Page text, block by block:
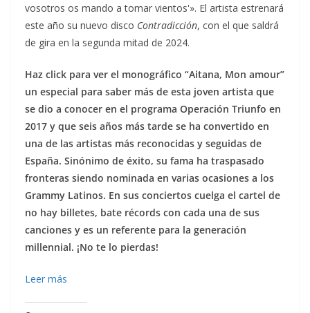
vosotros os mando a tomar vientos'». El artista estrenará
este año su nuevo disco Contradicción, con el que saldrá
de gira en la segunda mitad de 2024.
Haz click para ver el monográfico “Aitana, Mon amour”
un especial para saber más de esta joven artista que
se dio a conocer en el programa Operación Triunfo en
2017 y que seis años más tarde se ha convertido en
una de las artistas más reconocidas y seguidas de
España. Sinónimo de éxito, su fama ha traspasado
fronteras siendo nominada en varias ocasiones a los
Grammy Latinos. En sus conciertos cuelga el cartel de
no hay billetes, bate récords con cada una de sus
canciones y es un referente para la generación
millennial. ¡No te lo pierdas!
Leer más